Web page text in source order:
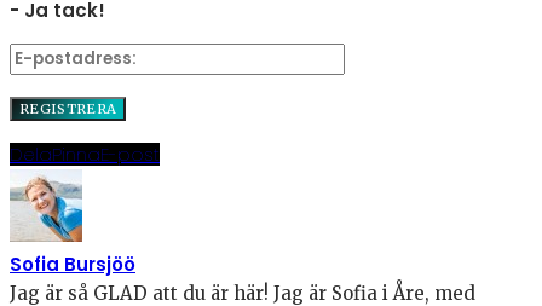
- Ja tack!
DelaPinnaE-post
Sofia Bursjöö
Jag är så GLAD att du är här! Jag är Sofia i Åre, med